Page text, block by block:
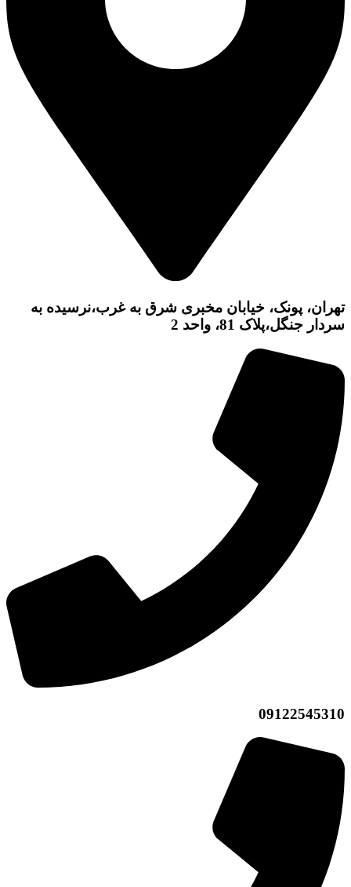
تهران، پونک، خیابان مخبری شرق به غرب،نرسیده به
سردار جنگل،پلاک 81، واحد 2
09122545310